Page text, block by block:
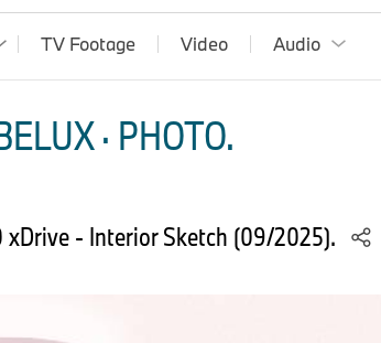
TV Footage Video Audio
· PHOTO.
xDrive - Interior Sketch (09/2025).